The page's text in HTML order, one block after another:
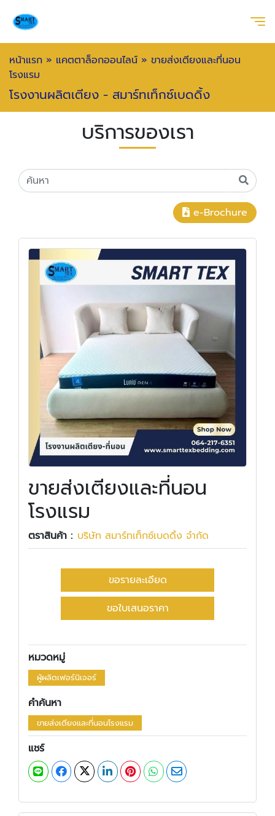
หน้าแรก » แคตตาล็อกออนไลน์ » ขายส่งเตียงและที่นอน
โรงแรม
โรงงานผลิตเตียง - สมาร์ทเท็กซ์เบดดิ้ง
บริการของเรา
e-Brochure
ขายส่งเตียงและที่นอน
โรงแรม
ตราสินค้า : บริษัท สมาร์ทเท็กซ์เบดดิ้ง จำกัด
ขอรายละเอียด
ขอใบเสนอราคา
หมวดหมู่
ผู้ผลิตเฟอร์นิเจอร์
คำค้นหา
ขายส่งเตียงและที่นอนโรงแรม
แชร์